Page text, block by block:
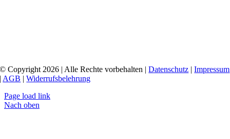
© Copyright 2026 | Alle Rechte vorbehalten |Datenschutz |Impressum
| AGB |Widerrufsbelehrung
Page load link
Nach oben